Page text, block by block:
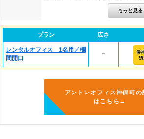
プラン 広さ
レンタルオフィス 1名用／欄
間開口
－
候
追
アントレオフィス神保町の
はこちら→